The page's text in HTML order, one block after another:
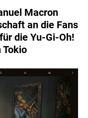
Macron
an die Fans
die Yu-Gi-Oh!
Tokio